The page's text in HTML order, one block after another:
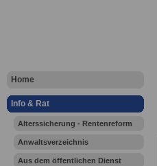
Home
Info & Rat
Alterssicherung - Rentenreform
Anwaltsverzeichnis
Aus dem öffentlichen Dienst